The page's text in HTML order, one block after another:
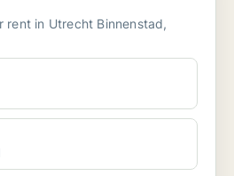
rent in Utrecht Binnenstad,